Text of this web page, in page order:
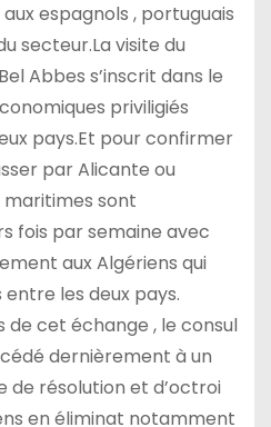
espagnols , portuguais
secteur.La visite du
Abbes s’inscrit dans le
priviligiés
pays.Et pour confirmer
par Alicante ou
maritimes sont
fois par semaine avec
aux Algériens qui
les deux pays.
cet échange , le consul
dernièrement à un
de résolution et d’octroi
en éliminat notamment